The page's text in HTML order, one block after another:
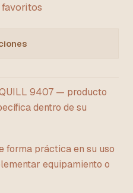
favoritos
9407 — producto
dentro de su
forma práctica en su uso
equipamiento o